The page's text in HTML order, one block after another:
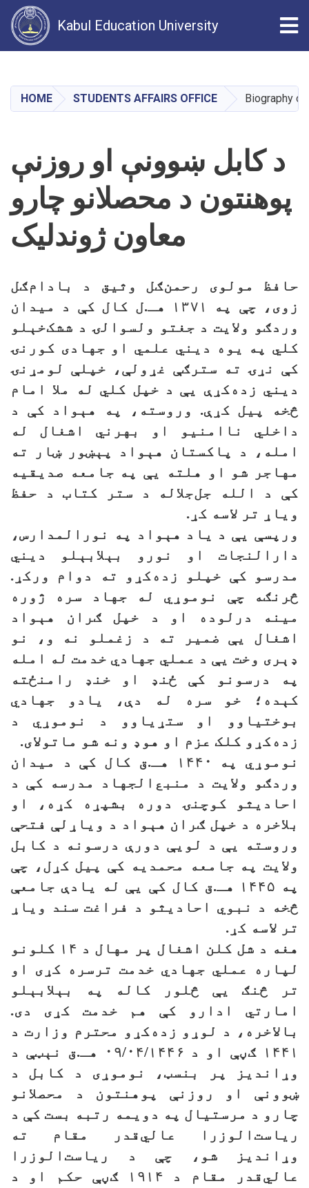
main
content
Kabul Education University
HOME STUDENTS AFFAIRS OFFICE Biography
د کابل ښوونې او روزنې
پوهنتون د محصلانو چارو
معاون ژوندلیک
حافظ مولوی رحمن‌ګل وثیق د بادام‌ګل
زوی، چې په ۱۳۷۱ هـ.ل کال کې د میدان
وردګو ولایت د جغتو ولسوالۍ د ششک‌خېلو
کلي په یوه دیني علمي او جهادی کورنۍ
کې نړۍ ته سترګې غړولې، خپلې لومړنۍ
دیني زده‌کړې یې د خپل کلي له ملا امام
څخه پیل کړې. وروسته، په هېواد کې د
داخلي ناامنيو او بهرني اشغال له
امله، د پاکستان هېواد پېښور ښار ته
مهاجر شو او هلته یې په جامعه صدیقیه
کې د الله جل‌جلاله د ستر کتاب د حفظ
ویاړ تر لاسه کړ.
ورپسې یې د یاد هېواد په نورالمدارس،
دارالنجات او نورو بېلابېلو دیني
مدرسو کې خپلو زده‌کړو ته دوام ورکړ.
څرنګه چې نوموړي له جهاد سره ژوره
مینه درلوده او د خپل ګران هېواد
اشغال یې ضمیر ته د زغملو نه و، نو
ډېری وخت یې د عملي جهادي خدمت له امله
په درسونو کې ځنډ او خنډ رامنځته
کېده؛ خو سره له دې، یادو جهادي
بوختیاوو او ستړیاوو د نوموړي د
زده‌کړو کلک عزم او هوډ ونه شو ماتولای.
نوموړي په ۱۴۴۰ هـ.ق کال کې د میدان
وردګو ولایت د منبع‌الجهاد مدرسه کې د
احادیثو کوچنۍ دوره بشپړه کړه، او
بلاخره د خپل ګران هېواد د ویاړلې فتحې
وروسته یې د لویې دورې درسونه د کابل
ولایت په جامعه محمدیه کې پیل کړل، چې
په ۱۴۴۵ هـ.ق کال کې یې له یادې جامعې
څخه د نبوي احادیثو د فراغت سند ویاړ
تر لاسه کړ.
هغه د شل کلن اشغال پر مهال د ۱۴ کلونو
لپاره عملي جهادي خدمت ترسره کړی او
تر څنګ یې څلور کاله په بېلابېلو
امارتي ادارو کې هم خدمت کړی دی.
بالاخره، د لوړو زده‌کړو محترم وزارت د
۱۴۴۱ ګڼې او د ۰۹/۰۴/۱۴۴۶ هـ.ق نېټې د
وړاندیز پر بنسټ، نوموړی د کابل د
ښوونې او روزنې پوهنتون د محصلانو
چارو د مرستیال په دویمه رتبه بست کې د
ریاست‌الوزرا عالي‌قدر مقام ته
وړاندیز شو، چې د ریاست‌الوزرا
عالي‌قدر مقام د ۱۹۱۴ ګڼې حکم او د